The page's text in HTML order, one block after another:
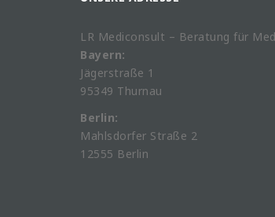
LR Mediconsult – Beratung für
Bayern:
Jägerstraße 1
95349 Thurnau
Berlin:
Mahlsdorfer Straße 2
12555 Berlin